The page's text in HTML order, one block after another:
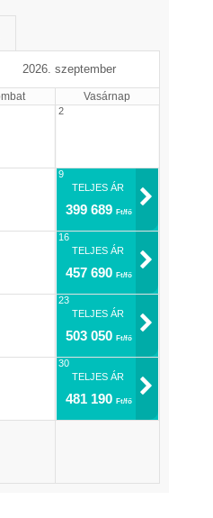
2026. szeptember
Vasárnap
2
9
TELJES ÁR
399 689 Ft/fő
16
TELJES ÁR
457 690 Ft/fő
23
TELJES ÁR
503 050 Ft/fő
30
TELJES ÁR
481 190 Ft/fő